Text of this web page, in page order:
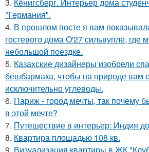
3. Кёнигсберг. Интерьер дома
"Германия".
4. В прошлом посте я вам
гостевого дома O'27 сильвупле, где
небольшой поездке.
5. Казахские дизайнеры изобрели
бешбармака, чтобы на природе вам
исключительно углеводы.
6. Париж - город мечты, так почему
в этой мечте?
7. Путешествие в интерьер: Индия
8. Квартира площадью 108 кв.